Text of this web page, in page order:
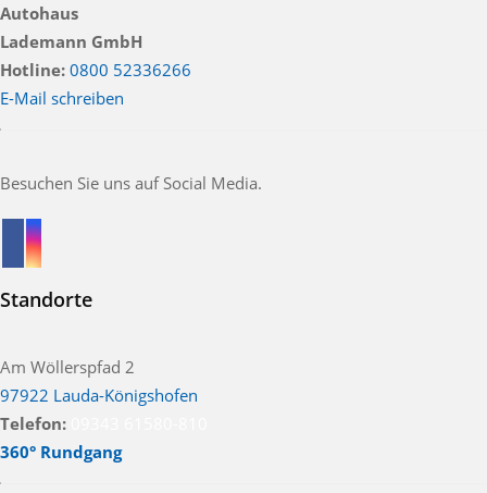
Autohaus
Lademann GmbH
Hotline: 0800 52336266
E-Mail schreiben
Besuchen Sie uns auf Social Media.
Standorte
Am Wöllerspfad 2
97922 Lauda-Königshofen
Telefon:
360° Rundgang